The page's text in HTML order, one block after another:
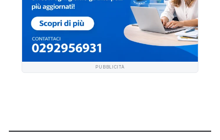
PUBBLICITÀ